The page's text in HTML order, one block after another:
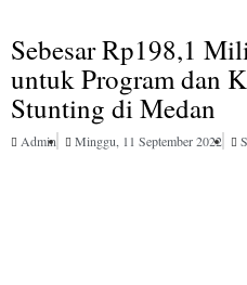
Sebesar Rp198,1
untuk Program dan
Stunting di Medan
Admin Minggu, 11 September 2022